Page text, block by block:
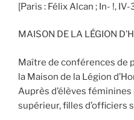
[Paris : Félix Alcan ; In- !,
MAISON DE LA LÉGION
Maître de conférences de
la Maison de la Légion
Auprès d’élèves
supérieur, filles d’officiers